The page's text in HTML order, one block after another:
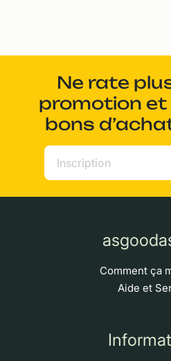
Ne rate
promotion et
bons
Comment ça
Aide et